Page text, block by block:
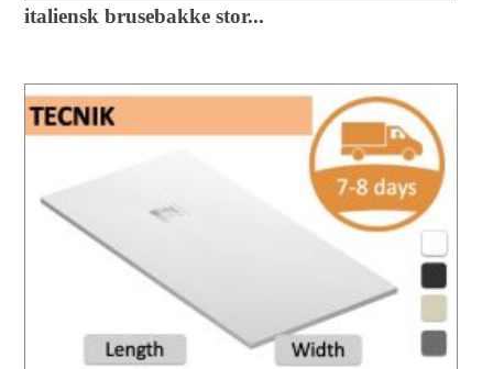
italiensk brusebakke stor...